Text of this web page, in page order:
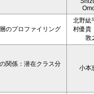
のプロファイリング
北野紘
村優貴
敦
関係：潜在クラス分
小本